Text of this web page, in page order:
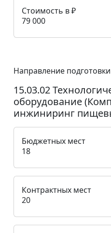
Стоимость в ₽
79 000
Направление подготовки
15.03.02
оборудование
инжиниринг
Бюджетных мест
18
Контрактных мест
20